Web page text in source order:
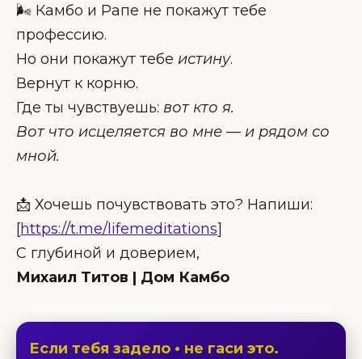
🌬 Камбо и Рапе не покажут тебе
профессию.
Но они покажут тебе истину.
Вернут к корню.
Где ты чувствуешь: вот кто я.
Вот что исцеляется во мне — и рядом со
мной.
📩 Хочешь почувствовать это? Напиши:
[https://t.me/lifemeditations]
С глубиной и доверием,
Михаил Титов | Дом Камбо
Если тебя задело • не гаси это.